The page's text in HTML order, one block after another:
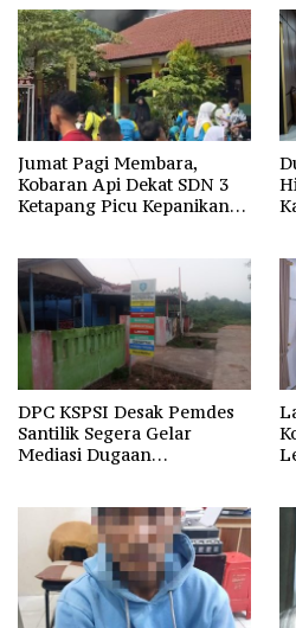
Jumat Pagi Membara,
Kobaran Api Dekat SDN 3
Ketapang Picu Kepanikan
DPC KSPSI Desak Pemdes
Santilik Segera Gelar
Mediasi Dugaan